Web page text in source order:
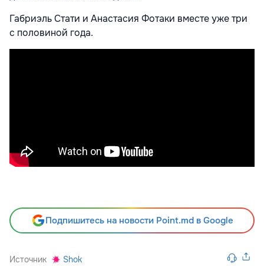
Габриэль Стати и Анастасия Фотаки вместе уже три
с половиной года.
Подпишитесь на новости Point.md в Google
Источник Shok